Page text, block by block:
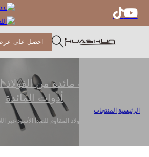
احصل على
طقم أدوات مائدة من الفولاذ
أدوات المائدة
الرئيسية المنتجات/
طقم أدوات مائدة من الفولاذ المقاوم للصدأ الأسود غير